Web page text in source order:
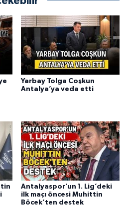
Yarbay Tolga Coşkun
Antalya’ya veda etti
Antalyaspor’un 1. Lig’deki
ilk maçı öncesi Muhittin
Böcek’ten destek